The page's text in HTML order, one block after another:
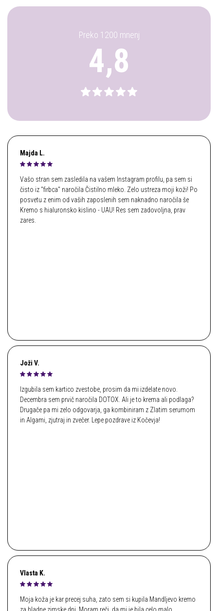
Preko 1200 mnenj
4,8
Majda L.
Vašo stran sem zasledila na vašem Instagram profilu, pa sem si
čisto iz ''firbca'' naročila Čistilno mleko. Zelo ustreza moji koži! Po
posvetu z enim od vaših zaposlenih sem naknadno naročila še
Kremo s hialuronsko kislino - UAU! Res sem zadovoljna, prav
zares.
Joži V.
Izgubila sem kartico zvestobe, prosim da mi izdelate novo.
Decembra sem prvič naročila DOTOX. Ali je to krema ali podlaga?
Drugače pa mi zelo odgovarja, ga kombiniram z Zlatim serumom
in Algami, zjutraj in zvečer. Lepe pozdrave iz Kočevja!
Vlasta K.
Moja koža je kar precej suha, zato sem si kupila Mandljevo kremo